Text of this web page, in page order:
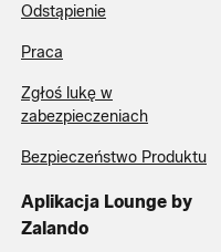
Odstąpienie
Praca
Zgłoś lukę w
zabezpieczeniach
Bezpieczeństwo Produktu
Aplikacja Lounge by
Zalando